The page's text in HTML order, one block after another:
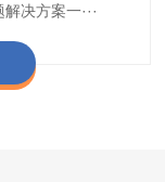
决方案一···
问题解决方···
提供商,技···
供商,···